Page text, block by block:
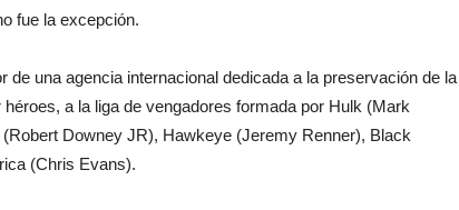
fue la excepción.
una agencia internacional dedicada a la preservación de la
a la liga de vengadores formada por Hulk (Mark
Downey JR), Hawkeye (Jeremy Renner), Black
(Chris Evans).